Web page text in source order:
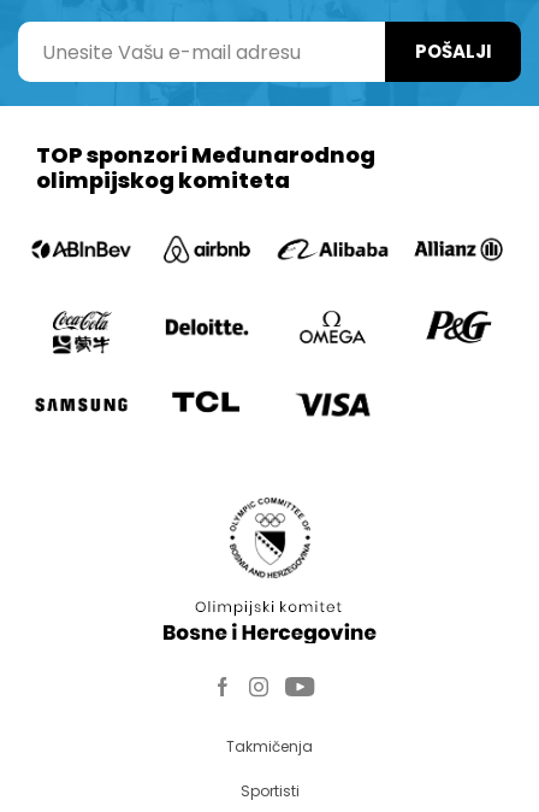
POŠALJI
TOP sponzori Međunarodnog
olimpijskog komiteta
Takmičenja
Sportisti